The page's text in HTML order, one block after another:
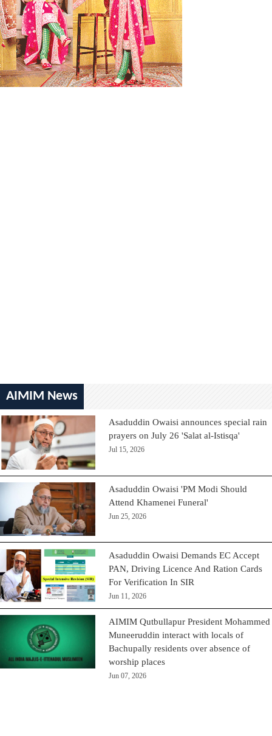
AIMIM News
Asaduddin Owaisi announces special rain
prayers on July 26 'Salat al-Istisqa'
Jul 15, 2026
Asaduddin Owaisi 'PM Modi Should
Attend Khamenei Funeral'
Jun 25, 2026
Asaduddin Owaisi Demands EC Accept
PAN, Driving Licence And Ration Cards
For Verification In SIR
Jun 11, 2026
AIMIM Qutbullapur President Mohammed
Muneeruddin interact with locals of
Bachupally residents over absence of
worship places
Jun 07, 2026